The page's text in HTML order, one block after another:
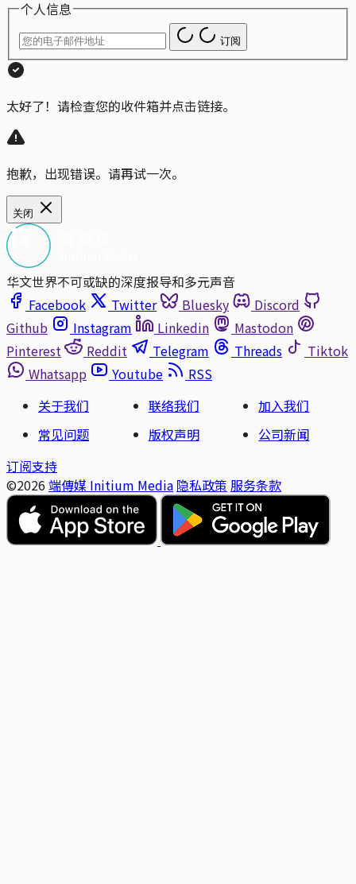
个人信息
订阅
太好了！请检查您的收件箱并点击链接。
抱歉，出现错误。请再试一次。
关闭
华文世界不可或缺的深度报导和多元声音
Facebook
Twitter Bluesky
Discord
Github
Instagram Linkedin
Mastodon
Pinterest
Reddit Telegram Threads
Tiktok
Whatsapp
Youtube
RSS
关于我们
联络我们
加入我们
常见问题
版权声明
公司新闻
订阅支持
©2026 端傳媒 Initium Media 隐私政策 服务条款